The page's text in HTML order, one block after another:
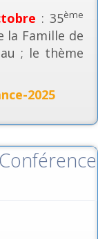
: 35ème
la Famille de
; le thème
2025